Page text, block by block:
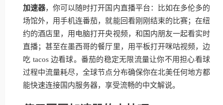
加速器，你可以随时打开国内直播平台：比如在多伦多的
场馆外，用手机连番茄，就能回看刚刚结束的比赛；在纽
约的酒店里，用电脑打开央视频，和国内朋友一起看实时
直播；甚至在墨西哥的餐厅里，用平板打开咪咕视频，边
吃 tacos 边看球。番茄的稳定无限流量让你不用担心看球
过程中流量耗尽，全球节点分布确保你在北美任何地方都
能快速连接国内服务器，享受流畅的中文解说。